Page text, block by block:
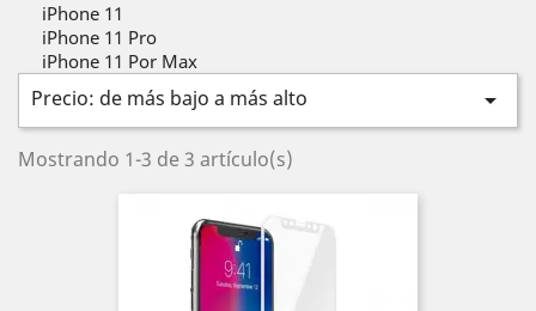
iPhone 11
iPhone 11 Pro
iPhone 11 Por Max
Precio: de más bajo a más alto 
Mostrando 1-3 de 3 artículo(s)